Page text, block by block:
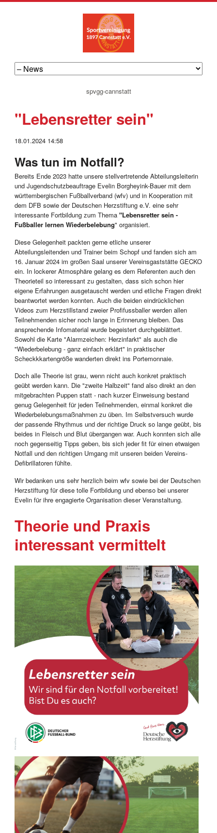
navigation
spvgg-cannstatt
"Lebensretter sein"
18.01.2024 14:58
Was tun im Notfall?
Bereits Ende 2023 hatte unsere stellvertretende Abteilungsleiterin
und Jugendschutzbeauftrage Evelin Borgheyink-Bauer mit dem
württembergischen Fußballverband (wfv) und in Kooperation mit
dem DFB sowie der Deutschen Herzstiftung e.V. eine sehr
interessante Fortbildung zum Thema "Lebensretter sein -
Fußballer lernen Wiederbelebung" organisiert.
Diese Gelegenheit packten gerne etliche unserer
Abteilungsleitenden und Trainer beim Schopf und fanden sich am
16. Januar 2024 im großen Saal unserer Vereinsgaststätte GECKO
ein. In lockerer Atmosphäre gelang es dem Referenten auch den
Theorieteil so interessant zu gestalten, dass sich schon hier
eigene Erfahrungen ausgetauscht werden und etliche Fragen direkt
beantwortet werden konnten. Auch die beiden eindrücklichen
Videos zum Herzstillstand zweier Profifussballer werden allen
Teilnehmenden sicher noch lange in Erinnerung bleiben. Das
ansprechende Infomaterial wurde begeistert durchgeblättert.
Sowohl die Karte "Alarmzeichen: Herzinfarkt" als auch die
"Wiederbelebung - ganz einfach erklärt" in praktischer
Scheckkkartengröße wanderten direkt ins Portemonnaie.
Doch alle Theorie ist grau, wenn nicht auch konkret praktisch
geübt werden kann. Die "zweite Halbzeit" fand also direkt an den
mitgebrachten Puppen statt - nach kurzer Einweisung bestand
genug Gelegenheit für jeden Teilnehmenden, einmal konkret die
Wiederbelebungsmaßnahmen zu üben. Im Selbstversuch wurde
der passende Rhythmus und der richtige Druck so lange geübt, bis
beides in Fleisch und Blut übergangen war. Auch konnten sich alle
noch gegenseitig Tipps geben, bis sich jeder fit für einen etwaigen
Notfall und den richtigen Umgang mit unseren beiden Vereins-
Defibrillatoren fühlte.
Wir bedanken uns sehr herzlich beim wfv sowie bei der Deutschen
Herzstiftung für diese tolle Fortbildung und ebenso bei unserer
Evelin für ihre engagierte Organisation dieser Veranstaltung.
Theorie und Praxis
interessant vermittelt